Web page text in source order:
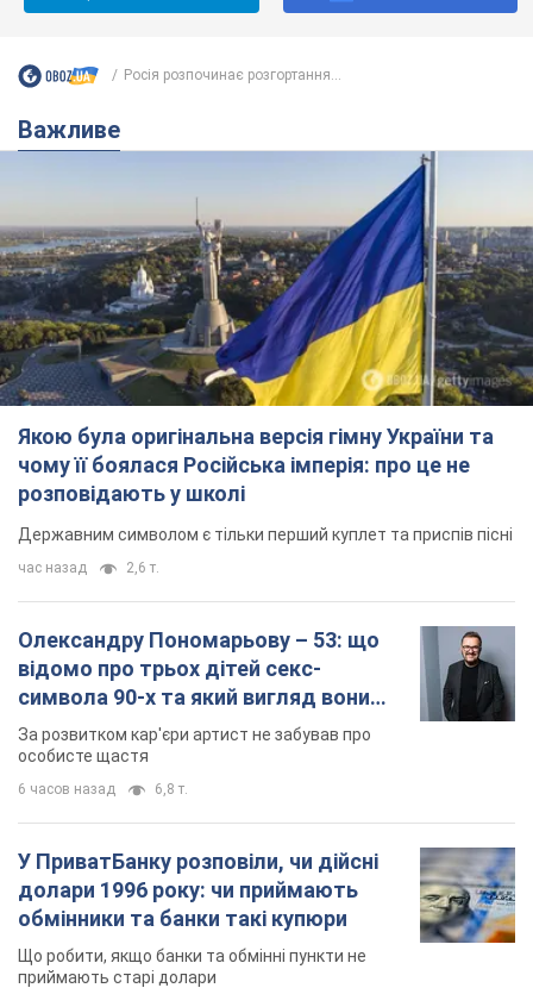
Росія розпочинає розгортання...
Важливе
Якою була оригінальна версія гімну України та
чому її боялася Російська імперія: про це не
розповідають у школі
Державним символом є тільки перший куплет та приспів пісні
час назад 2,6 т.
Олександру Пономарьову – 53: що
відомо про трьох дітей секс-
символа 90-х та який вигляд вони
мають
За розвитком кар'єри артист не забував про
особисте щастя
6 часов назад 6,8 т.
У ПриватБанку розповіли, чи дійсні
долари 1996 року: чи приймають
обмінники та банки такі купюри
Що робити, якщо банки та обмінні пункти не
приймають старі долари